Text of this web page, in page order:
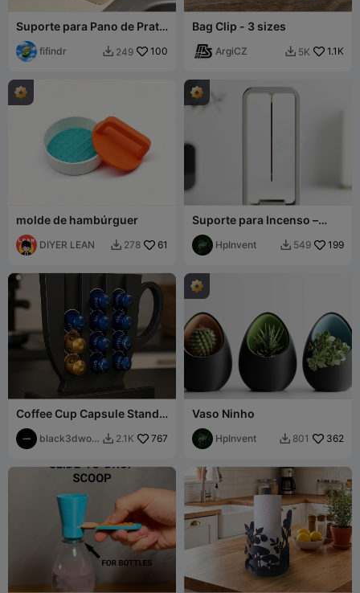
Suporte para Pano de Prato
e Esponja
fifindr  249 100
Bag Clip - 3 sizes
ArgiCZ  5K 1.1K
molde de hambúrguer
DIYER LEAN  278 61
Suporte para Incenso –
Eleve Seus Rituais de
Relaxamento!
HpInvent  549 199
Coffee Cup Capsule Stand –
Stylish Pod Organizer
black3dwor
 2.1K 767
Vaso Ninho
HpInvent  801 362